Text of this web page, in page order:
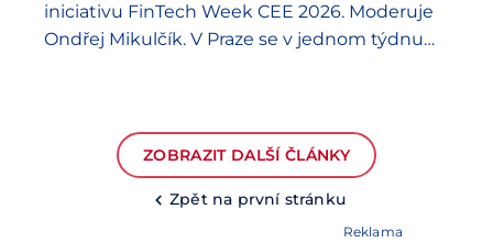
iniciativu FinTech Week CEE 2026. Moderuje
Ondřej Mikulčík. V Praze se v jednom týdnu
ZOBRAZIT DALŠÍ ČLÁNKY
Zpět na první stránku
Reklama